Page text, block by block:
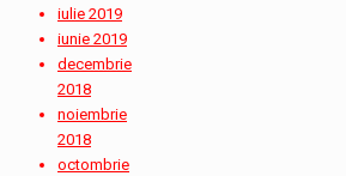
iulie 2019
iunie 2019
decembrie
2018
noiembrie
2018
octombrie